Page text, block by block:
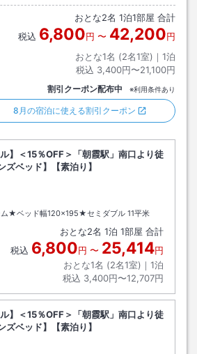
ようお願いいたします。
おとな2名 1泊1部屋 合計
税込 6,800円 〜 42,200円
おとな1名 (2名1室)｜ 1泊
税込 3,400円〜21,100円
割引クーポン配布中 ※利用条件あり
8月の宿泊に使える割引クーポン
ル】＜15％OFF＞「朝霞駅」南口より徒
ベッド】【素泊り】
ウト
★ベッド幅120×195★セミダブル 11平米
おとな2名 1泊 1部屋 合計
税込 6,800円 〜 25,414円
おとな1名 (2名1室)｜ 1泊
税込 3,400円〜12,707円
ル】＜15％OFF＞「朝霞駅」南口より徒
ベッド】【素泊り】
ウト